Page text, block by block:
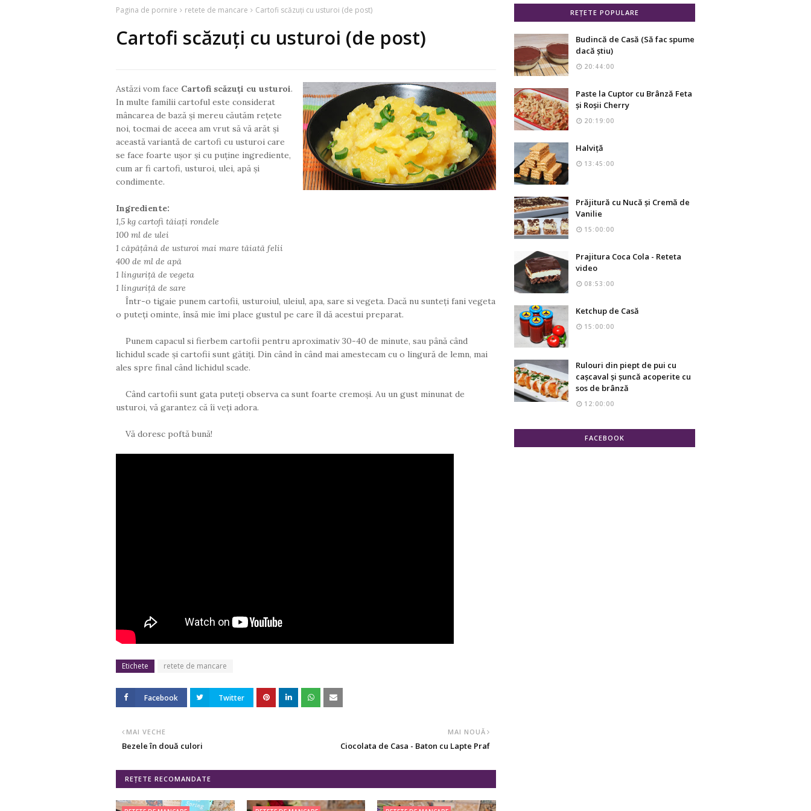
Pagina de pornire retete de mancare Cartofi scăzuți cu usturoi (de post)
Cartofi scăzuți cu usturoi (de post)
Astăzi vom face Cartofi scăzuți cu usturoi.
In multe familii cartoful este considerat
mâncarea de bază și mereu căutăm rețete
noi, tocmai de aceea am vrut să vă arăt și
această variantă de cartofi cu usturoi care
se face foarte ușor și cu puține ingrediente,
cum ar fi cartofi, usturoi, ulei, apă și
condimente.
Ingrediente:
1,5 kg cartofi tăiați rondele
100 ml de ulei
1 căpățână de usturoi mai mare tăiată felii
400 de ml de apă
1 linguriță de vegeta
1 linguriță de sare
Într-o tigaie punem cartofii, usturoiul, uleiul, apa, sare si vegeta. Dacă nu sunteți fani vegeta
o puteți ominte, însă mie îmi place gustul pe care îl dă acestui preparat.
Punem capacul si fierbem cartofii pentru aproximativ 30-40 de minute, sau până când
lichidul scade și cartofii sunt gătiți. Din când în când mai amestecam cu o lingură de lemn, mai
ales spre final când lichidul scade.
Când cartofii sunt gata puteți observa ca sunt foarte cremoși. Au un gust minunat de
usturoi, vă garantez că îi veți adora.
Vă doresc poftă bună!
Etichete retete de mancare
Facebook Twitter
MAI NOUĂ
Ciocolata de Casa - Baton cu Lapte Praf
MAI VECHE
Bezele în două culori
REȚETE RECOMANDATE
REȚETE POPULARE
Budincă de Casă (Să fac spume
dacă știu)
20:44:00
Paste la Cuptor cu Brânză Feta
și Roșii Cherry
20:19:00
Halviță
13:45:00
Prăjitură cu Nucă și Cremă de
Vanilie
15:00:00
Prajitura Coca Cola - Reteta
video
08:53:00
Ketchup de Casă
15:00:00
Rulouri din piept de pui cu
cașcaval și șuncă acoperite cu
sos de brânză
12:00:00
FACEBOOK